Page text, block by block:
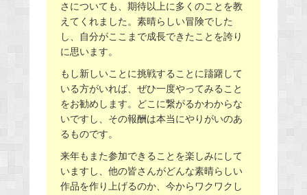
さについても、期待以上に多くのことを教
えてくれました。素晴らしい冒険でした
し、自分がここまで成長できたことを誇り
に思います。
もし新しいことに挑戦することに躊躇して
いる方がいれば、ぜひ一度やってみること
をお勧めします。どこに繋がるかわからな
いですし、その報酬は本当にやりがいのあ
るものです。
来年もまた参加できることを楽しみにして
いますし、他の皆さんがどんな素晴らしい
作品を作り上げるのか、今からワクワクし